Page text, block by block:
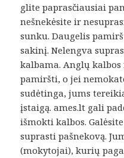
glite paprasčiausiai
nešnekėsite ir
sunku. Daugelis
sakinį. Nelengva
kalbama. Anglų
pamiršti, o jei
sudėtinga, jums
įstaigą. ames.lt gali
išmokti kalbos.
suprasti pašnekovą.
(mokytojai), kurių